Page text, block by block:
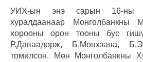
УИХ-ын энэ сарын 16-ны
хуралдаанаар Монголбанкны
хорооны орон тооны бус
Р.Даваадорж, Б.Мөнхзаяа,
томилсон. Мөн Монголбанкны